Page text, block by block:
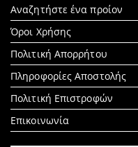
Αναζητήστε ένα προίον
Search
for:
Όροι Χρήσης
Πολιτική Απορρήτου
Πληροφορίες Αποστολής
Πολιτική Επιστροφών
Επικοινωνία